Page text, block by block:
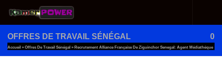
Au dessous du contenu
OFFRES DE TRAVAIL SÉNÉGAL 0
Accueil » Offres De Travail Sénégal » Recrutement Alliance Française De Ziguinchor Senegal: Agent Médiathéque